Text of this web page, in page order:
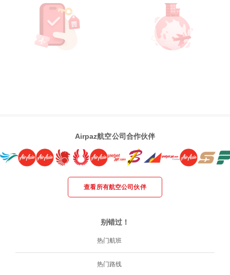
Airpaz航空公司合作伙伴
查看所有航空公司伙伴
别错过！
热门航班
热门路线